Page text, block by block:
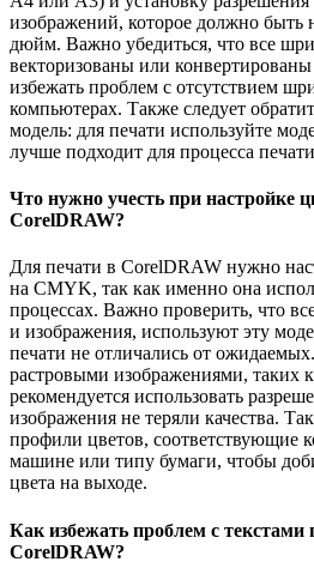
изображений, которое должно быть
дюйм. Важно убедиться, что все
векторизованы или
избежать проблем с отсутствием
компьютерах. Также следует
модель: для печати используйте
лучше подходит для процесса
Что нужно учесть при настройке
CorelDRAW?
Для печати в CorelDRAW нужно
на CMYK, так как именно она
процессах. Важно проверить, что
и изображения, используют эту
печати не отличались от
растровыми изображениями, таких
рекомендуется использовать
изображения не теряли качества.
профили цветов, соответствующие
машине или типу бумаги, чтобы
цвета на выходе.
Как избежать проблем с текстами
CorelDRAW?